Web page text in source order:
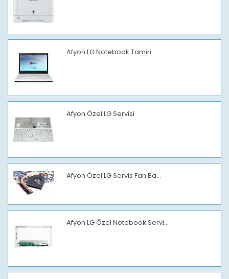
Afyon LG Notebook Tamiri
Afyon Özel LG Servisi
Afyon Özel LG Servis Fan Ba...
Afyon LG Özel Notebook Servi...